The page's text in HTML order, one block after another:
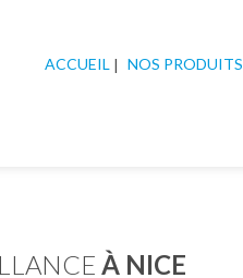
ACCUEIL NOS PRODUITS
À NICE